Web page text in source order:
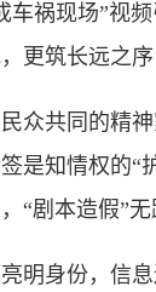
车祸现场”视
更筑长远之
共同的精神
是知情权的“
“剧本造假”
身份，信息